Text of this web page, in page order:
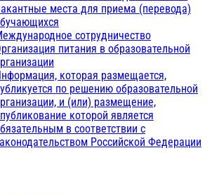
места для приема (перевода)
сотрудничество
питания в образовательной
которая размещается,
по решению образовательной
и (или) размещение,
которой является
в соответствии с
Российской Федерации